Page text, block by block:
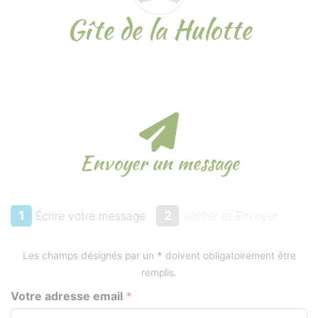
Gîte de la Hulotte
Envoyer un message
1 Écrire votre message 2 Vérifier et Envoyer
Envoyer un message
Les champs désignés par un * doivent obligatoirement être
remplis.
Votre adresse email *